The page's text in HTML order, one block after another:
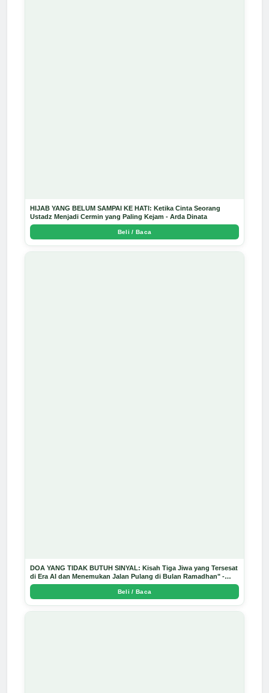
HIJAB YANG BELUM SAMPAI KE HATI: Ketika Cinta Seorang
Ustadz Menjadi Cermin yang Paling Kejam - Arda Dinata
Beli / Baca
DOA YANG TIDAK BUTUH SINYAL: Kisah Tiga Jiwa yang Tersesat
di Era AI dan Menemukan Jalan Pulang di Bulan Ramadhan" -
Arda Dinata
Beli / Baca